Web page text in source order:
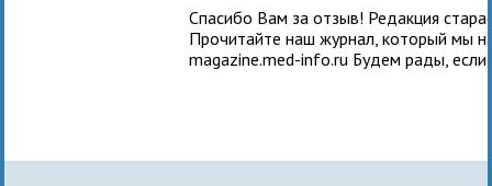
Спасибо Вам за отзыв! Редакция
Прочитайте наш журнал, который мы
magazine.med-info.ru Будем рады,